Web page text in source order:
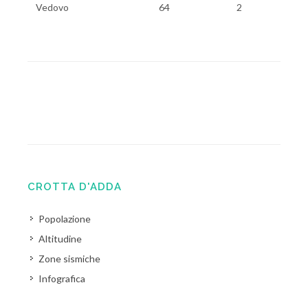
Vedovo 64 2
CROTTA D'ADDA
Popolazione
Altitudine
Zone sismiche
Infografica